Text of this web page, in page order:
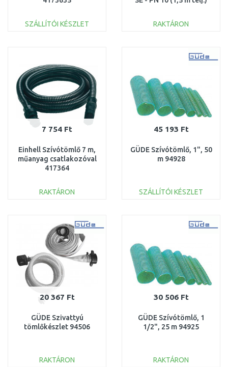
SZÁLLÍTÓI KÉSZLET
RAKTÁRON
Összehasonlítás
7 754 Ft
Einhell Szívótömlő 7 m,
műanyag csatlakozóval
417364
RAKTÁRON
Összehasonlítás
45 193 Ft
GÜDE Szívótömlő, 1", 50
m 94928
SZÁLLÍTÓI KÉSZLET
Összehasonlítás
20 367 Ft
GÜDE Szivattyú
tömlőkészlet 94506
RAKTÁRON
30 506 Ft
GÜDE Szívótömlő, 1
1/2", 25 m 94925
RAKTÁRON